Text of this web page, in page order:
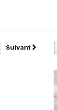
Suivant